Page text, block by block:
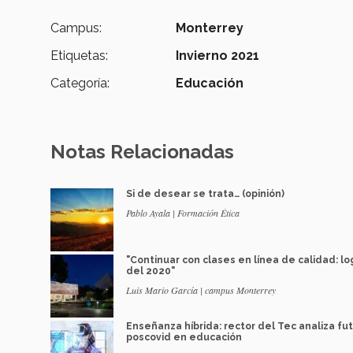
Campus:
Monterrey
Etiquetas:
Invierno 2021
Categoría:
Educación
Notas Relacionadas
Si de desear se trata… (opinión)
Pablo Ayala | Formación Ética
"Continuar con clases en línea de calidad:
del 2020"
Luis Mario García | campus Monterrey
Enseñanza híbrida: rector del Tec analiza
poscovid en educación